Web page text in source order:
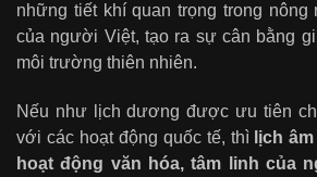
những tiết khí quan trọng trong nông
của người Việt, tạo ra sự cân bằng
môi trường thiên nhiên.
Nếu như lịch dương được ưu tiên
với các hoạt động quốc tế, thì lịch
hoạt động văn hóa, tâm linh của